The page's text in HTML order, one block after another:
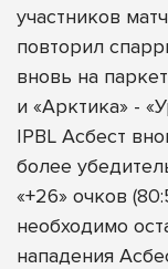
участников
повторил
вновь на
и «Арктика» -
IPBL Асбест
более
«+26» очков
необходимо
нападения